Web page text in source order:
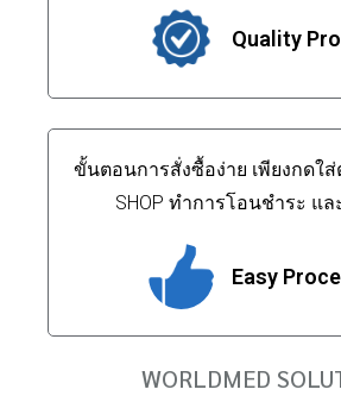
Quality
ขั้นตอนการสั่งซื้อง่าย เพียงกดใส่
SHOP ทำการโอนชำระ แ
Easy
WORLDMED